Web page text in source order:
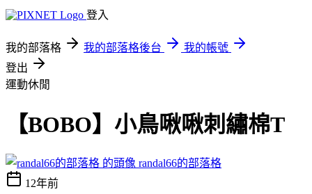
登入
我的部落格 我的部落格後台
我的帳號
登出
運動休閒
【BOBO】小鳥啾啾刺繡棉T
randal66的部落格
12年前